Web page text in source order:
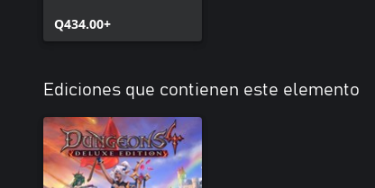
Q434.00+
Ediciones que contienen este elemento